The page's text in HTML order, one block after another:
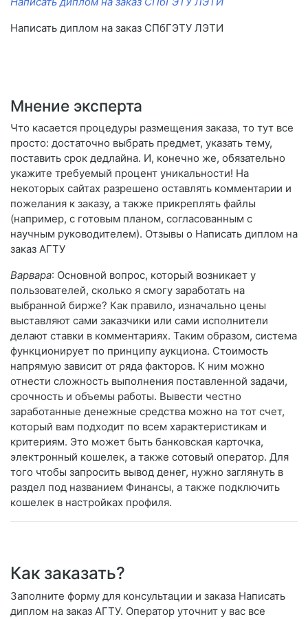
Написать диплом на заказ СПбГЭТУ ЛЭТИ
Мнение эксперта
Что касается процедуры размещения заказа, то тут все
просто: достаточно выбрать предмет, указать тему,
поставить срок дедлайна. И, конечно же, обязательно
укажите требуемый процент уникальности! На
некоторых сайтах разрешено оставлять комментарии и
пожелания к заказу, а также прикреплять файлы
(например, с готовым планом, согласованным с
научным руководителем). Отзывы о Написать диплом на
заказ АГТУ
Варвара: Основной вопрос, который возникает у
пользователей, сколько я смогу заработать на
выбранной бирже? Как правило, изначально цены
выставляют сами заказчики или сами исполнители
делают ставки в комментариях. Таким образом, система
функционирует по принципу аукциона. Стоимость
напрямую зависит от ряда факторов. К ним можно
отнести сложность выполнения поставленной задачи,
срочность и объемы работы. Вывести честно
заработанные денежные средства можно на тот счет,
который вам подходит по всем характеристикам и
критериям. Это может быть банковская карточка,
электронный кошелек, а также сотовый оператор. Для
того чтобы запросить вывод денег, нужно заглянуть в
раздел под названием Финансы, а также подключить
кошелек в настройках профиля.
Как заказать?
Заполните форму для консультации и заказа Написать
диплом на заказ АГТУ. Оператор уточнит у вас все